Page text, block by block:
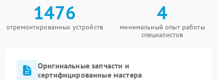
1476
отремонтированных устройств
4
минимальный опыт работы
специалистов
Оригинальные запчасти и
сертифицированные мастера